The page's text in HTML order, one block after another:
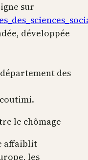
sur
développée
des
le chômage
affaiblit
les